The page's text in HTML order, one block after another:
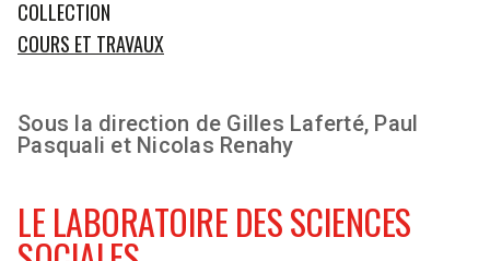
COLLECTION
COURS ET TRAVAUX
Sous la direction de Gilles Laferté, Paul
Pasquali et Nicolas Renahy
LE LABORATOIRE DES SCIENCES